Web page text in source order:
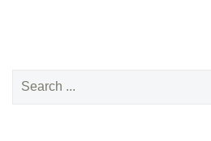
Search
for: